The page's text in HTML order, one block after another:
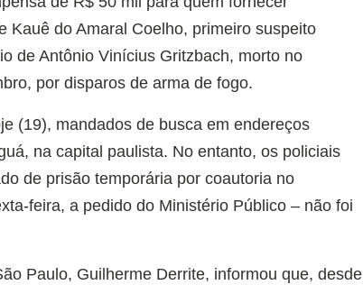
Kauê do Amaral Coelho, primeiro suspeito
de Antônio Vinícius Gritzbach, morto no
por disparos de arma de fogo.
(19), mandados de busca em endereços
na capital paulista. No entanto, os policiais
de prisão temporária por coautoria no
feira, a pedido do Ministério Público – não foi
Paulo, Guilherme Derrite, informou que, desde